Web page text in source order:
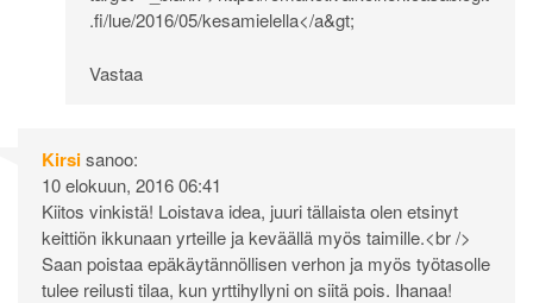
.fi/lue/2016/05/kesamielella</a&gt;
Vastaa
Kirsisanoo:
10 elokuun, 2016 06:41
Kiitos vinkistä! Loistava idea, juuri tällaista olen etsinyt
keittiön ikkunaan yrteille ja keväällä myös taimille.<br />
Saan poistaa epäkäytännöllisen verhon ja myös työtasolle
tulee reilusti tilaa, kun yrttihyllyni on siitä pois. Ihanaa!